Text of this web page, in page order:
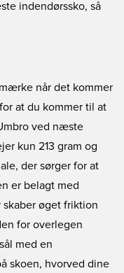
indendørssko, så
når det kommer
at du kommer til at
ved næste
kun 213 gram og
der sørger for at
er belagt med
skaber øget friktion
for overlegen
med en
skoen, hvorved dine